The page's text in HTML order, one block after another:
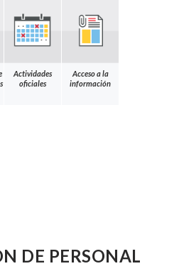
Actividades
oficiales
Acceso a la
información
DE PERSONAL